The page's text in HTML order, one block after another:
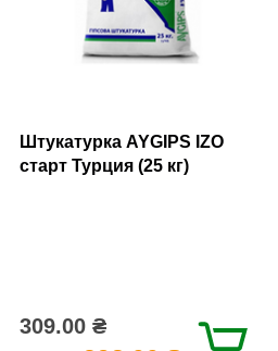
Штукатурка AYGIPS IZO
старт Турция (25 кг)
309.00 ₴